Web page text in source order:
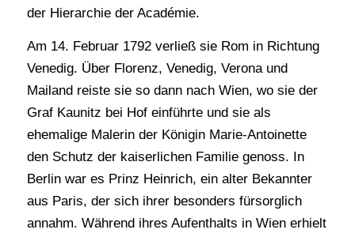
der Hierarchie der Académie.
Am 14. Februar 1792 verließ sie Rom in Richtung
Venedig. Über Florenz, Venedig, Verona und
Mailand reiste sie so dann nach Wien, wo sie der
Graf Kaunitz bei Hof einführte und sie als
ehemalige Malerin der Königin Marie-Antoinette
den Schutz der kaiserlichen Familie genoss. In
Berlin war es Prinz Heinrich, ein alter Bekannter
aus Paris, der sich ihrer besonders fürsorglich
annahm. Während ihres Aufenthalts in Wien erhielt